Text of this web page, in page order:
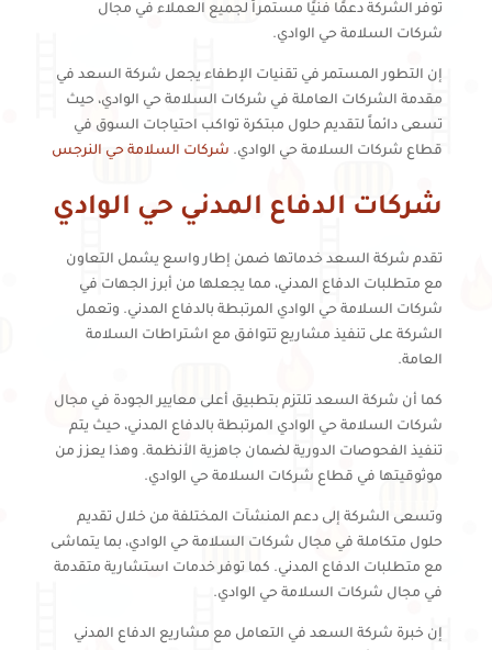
توفر الشركة دعمًا فنيًا مستمراً لجميع العملاء في مجال
شركات السلامة حي الوادي.
إن التطور المستمر في تقنيات الإطفاء يجعل شركة السعد في
مقدمة الشركات العاملة في شركات السلامة حي الوادي، حيث
تسعى دائماً لتقديم حلول مبتكرة تواكب احتياجات السوق في
قطاع شركات السلامة حي الوادي. شركات السلامة حي النرجس
شركات الدفاع المدني حي الوادي
تقدم شركة السعد خدماتها ضمن إطار واسع يشمل التعاون
مع متطلبات الدفاع المدني، مما يجعلها من أبرز الجهات في
شركات السلامة حي الوادي المرتبطة بالدفاع المدني. وتعمل
الشركة على تنفيذ مشاريع تتوافق مع اشتراطات السلامة
العامة.
كما أن شركة السعد تلتزم بتطبيق أعلى معايير الجودة في مجال
شركات السلامة حي الوادي المرتبطة بالدفاع المدني، حيث يتم
تنفيذ الفحوصات الدورية لضمان جاهزية الأنظمة. وهذا يعزز من
موثوقيتها في قطاع شركات السلامة حي الوادي.
وتسعى الشركة إلى دعم المنشآت المختلفة من خلال تقديم
حلول متكاملة في مجال شركات السلامة حي الوادي، بما يتماشى
مع متطلبات الدفاع المدني. كما توفر خدمات استشارية متقدمة
في مجال شركات السلامة حي الوادي.
إن خبرة شركة السعد في التعامل مع مشاريع الدفاع المدني